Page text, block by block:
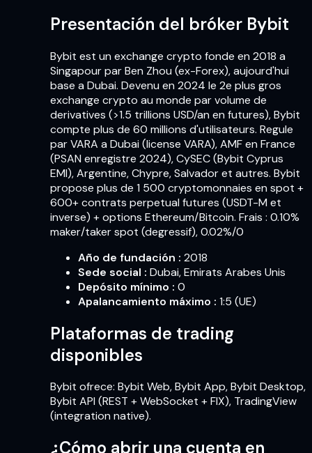
Presentación del bróker Bybit
Bybit est un exchange crypto fonde en 2018 a
Singapour par Ben Zhou (ex-Forex), aujourd'hui
base a Dubai. Devenu en 2024 le 2e plus gros
exchange crypto au monde par volume de
derivatives (>1.5 trillions USD/an en futures), Bybit
compte plus de 60 millions d'utilisateurs. Regule
par VARA a Dubai (license VARA), AMF en France
(PSAN enregistre 2024), CySEC (Bybit Cyprus
EMI), Argentine, Chypre, Salvador et autres. Bybit
propose plus de 1 500 cryptomonnaies en spot +
600+ contrats perpetual futures (USDT-M et
inverse) + options Ethereum/Bitcoin. Frais : 0.10%
maker/taker spot (degressif), 0.02%/0
Año de fundación : 2018
Sede social : Dubai, Emirats Arabes Unis
Depósito mínimo : 0
Apalancamiento máximo : 1:5 (UE)
Plataformas de trading
disponibles
Bybit ofrece: Bybit Web, Bybit App, Bybit Desktop,
Bybit API (REST + WebSocket + FIX), TradingView
(integration native).
¿Cómo abrir una cuenta en